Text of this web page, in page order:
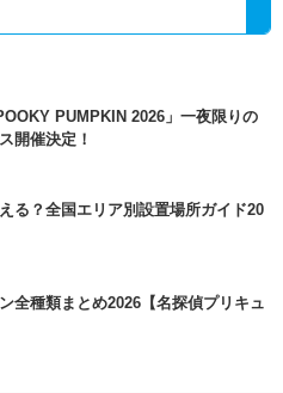
PUMPKIN 2026」一夜限りの
開催決定！
る？全国エリア別設置場所ガイド20
全種類まとめ2026【名探偵プリキュ